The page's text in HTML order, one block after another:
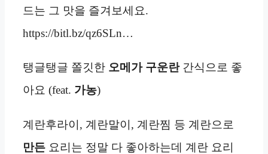
드는 그 맛을 즐겨보세요.
https://bitl.bz/qz6SLn…
탱글탱글 쫄깃한 오메가 구운란간식으로 좋
아요 (feat. 가농)
계란후라이, 계란말이, 계란찜 등 계란으로
만든 요리는 정말 다 좋아하는데 계란 요리